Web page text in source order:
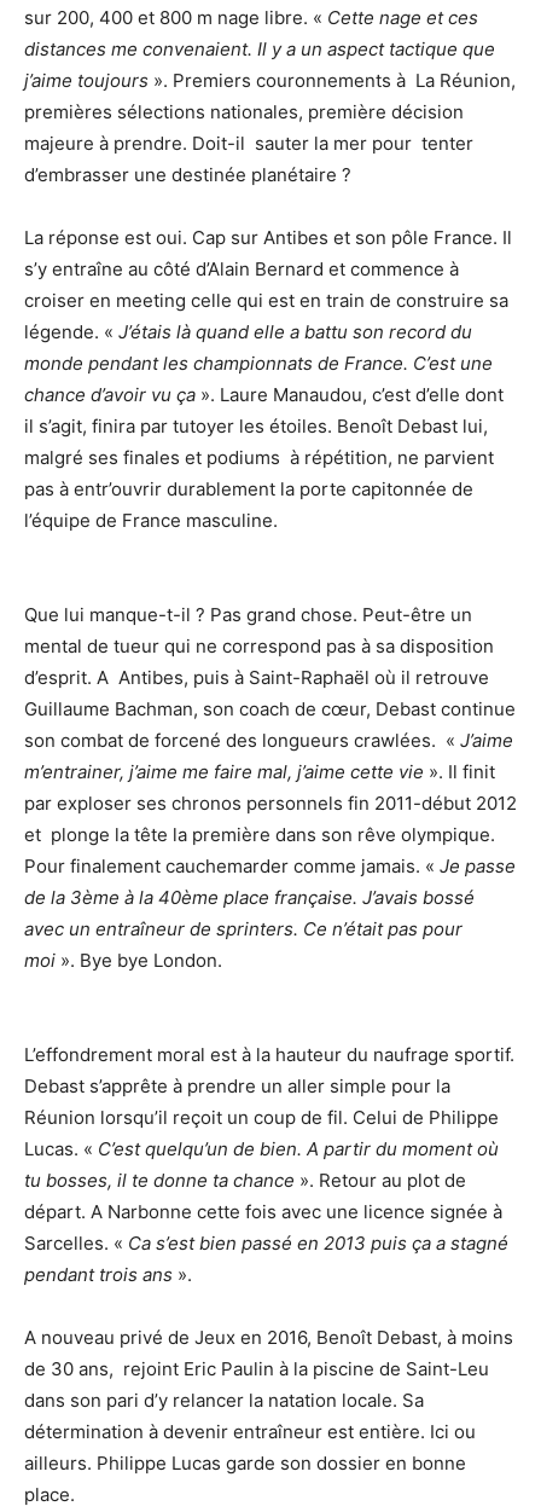
sur 200, 400 et 800 m nage libre. « Cette nage et ces
distances me convenaient. Il y a un aspect tactique que
j’aime toujours ». Premiers couronnements à La Réunion,
premières sélections nationales, première décision
majeure à prendre. Doit-il sauter la mer pour tenter
d’embrasser une destinée planétaire ?
La réponse est oui. Cap sur Antibes et son pôle France. Il
s’y entraîne au côté d’Alain Bernard et commence à
croiser en meeting celle qui est en train de construire sa
légende. « J’étais là quand elle a battu son record du
monde pendant les championnats de France. C’est une
chance d’avoir vu ça ». Laure Manaudou, c’est d’elle dont
il s’agit, finira par tutoyer les étoiles. Benoît Debast lui,
malgré ses finales et podiums à répétition, ne parvient
pas à entr’ouvrir durablement la porte capitonnée de
l’équipe de France masculine.
Que lui manque-t-il ? Pas grand chose. Peut-être un
mental de tueur qui ne correspond pas à sa disposition
d’esprit. A Antibes, puis à Saint-Raphaël où il retrouve
Guillaume Bachman, son coach de cœur, Debast continue
son combat de forcené des longueurs crawlées. « J’aime
m’entrainer, j’aime me faire mal, j’aime cette vie ». Il finit
par exploser ses chronos personnels fin 2011-début 2012
et plonge la tête la première dans son rêve olympique.
Pour finalement cauchemarder comme jamais. « Je passe
de la 3ème à la 40ème place française. J’avais bossé
avec un entraîneur de sprinters. Ce n’était pas pour
moi ». Bye bye London.
L’effondrement moral est à la hauteur du naufrage sportif.
Debast s’apprête à prendre un aller simple pour la
Réunion lorsqu’il reçoit un coup de fil. Celui de Philippe
Lucas. « C’est quelqu’un de bien. A partir du moment où
tu bosses, il te donne ta chance ». Retour au plot de
départ. A Narbonne cette fois avec une licence signée à
Sarcelles. « Ca s’est bien passé en 2013 puis ça a stagné
pendant trois ans ».
A nouveau privé de Jeux en 2016, Benoît Debast, à moins
de 30 ans, rejoint Eric Paulin à la piscine de Saint-Leu
dans son pari d’y relancer la natation locale. Sa
détermination à devenir entraîneur est entière. Ici ou
ailleurs. Philippe Lucas garde son dossier en bonne
place.